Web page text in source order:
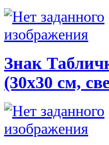
Знак
(30х30 см,